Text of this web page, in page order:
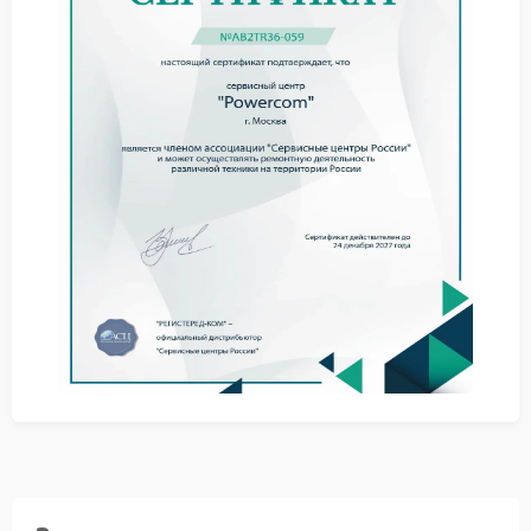
Советы по первичной
диагностике
Прежде чем планировать ремонт Powercom,
попробуйте выполнить несколько шагов —
возможно, удастся устранить проблему без
вмешательства специалистов:
убедитесь, что батареи установлены правильно и
надежно закреплены;
проверьте уровень заряда батарей — возможно,
отключите все нагрузки, перезапустите ИБП и
протестируйте переключение в автономном
режиме;
ознакомьтесь с инструкцией: убедитесь, что